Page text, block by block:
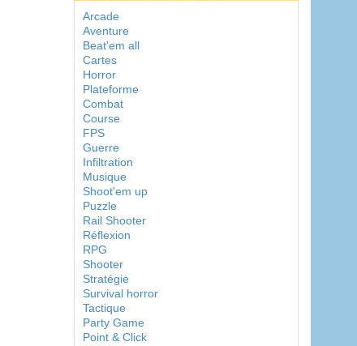
Arcade
Aventure
Beat'em all
Cartes
Horror
Plateforme
Combat
Course
FPS
Guerre
Infiltration
Musique
Shoot'em up
Puzzle
Rail Shooter
Réflexion
RPG
Shooter
Stratégie
Survival horror
Tactique
Party Game
Point & Click